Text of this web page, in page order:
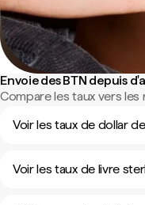
Envoie des BTN depuis
Compare les taux vers
Voir les taux de dollar
Voir les taux de livre